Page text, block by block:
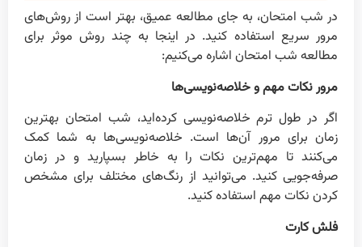
در شب امتحان، به جای مطالعه عمیق، بهتر است از روش‌های
مرور سریع استفاده کنید. در اینجا به چند روش موثر برای
مطالعه شب امتحان اشاره می‌کنیم:
مرور نکات مهم و خلاصه‌نویسی‌ها
اگر در طول ترم خلاصه‌نویسی کرده‌اید، شب امتحان بهترین
زمان برای مرور آن‌ها است. خلاصه‌نویسی‌ها به شما کمک
می‌کنند تا مهم‌ترین نکات را به خاطر بسپارید و در زمان
صرفه‌جویی کنید. می‌توانید از رنگ‌های مختلف برای مشخص
کردن نکات مهم استفاده کنید.
فلش کارت